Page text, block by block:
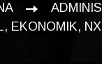
EKONOMIK,